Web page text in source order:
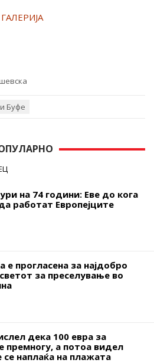
ГАЛЕРИЈА
Буфе
на 74 години: Еве до кога
работат Европејците
е прогласена за најдобро
за преселување во
дека 100 евра за
премногу, а потоа видел
наплаќа на плажата